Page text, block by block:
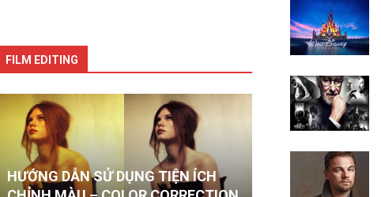
FILM EDITING
HƯỚNG DẪN SỬ DỤNG TIỆN ÍCH